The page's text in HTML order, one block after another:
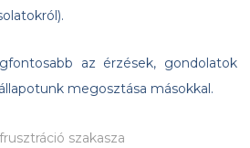
az érzések, gondolatok
megosztása másokkal.
szakasza